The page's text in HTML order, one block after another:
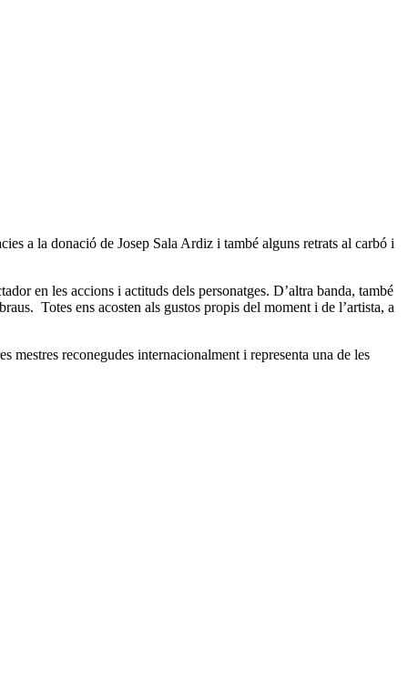
a la donació de Josep Sala Ardiz i també alguns retrats al carbó i
en les accions i actituds dels personatges. D’altra banda, també
Totes ens acosten als gustos propis del moment i de l’artista, a
mestres reconegudes internacionalment i representa una de les